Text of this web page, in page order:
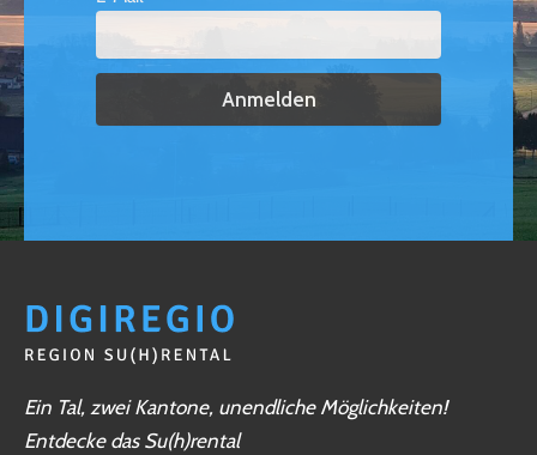
Ein Tal, zwei Kantone, unendliche Möglichkeiten!
Entdecke das Su(h)rental